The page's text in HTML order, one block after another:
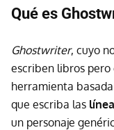
Qué es
Ghostwriter, cuyo
escriben libros pero
herramienta
que escriba las
un personaje